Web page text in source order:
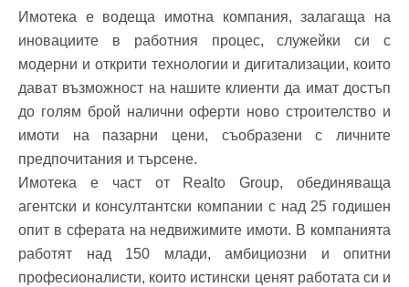
Имотека е водеща имотна компания, залагаща на
иновациите в работния процес, служейки си с
модерни и открити технологии и дигитализации, които
дават възможност на нашите клиенти да имат достъп
до голям брой налични оферти ново строителство и
имоти на пазарни цени, съобразени с личните
предпочитания и търсене.
Имотека е част от Realto Group, обединяваща
агентски и консултантски компании с над 25 годишен
опит в сферата на недвижимите имоти. В компанията
работят над 150 млади, амбициозни и опитни
професионалисти, които истински ценят работата си и